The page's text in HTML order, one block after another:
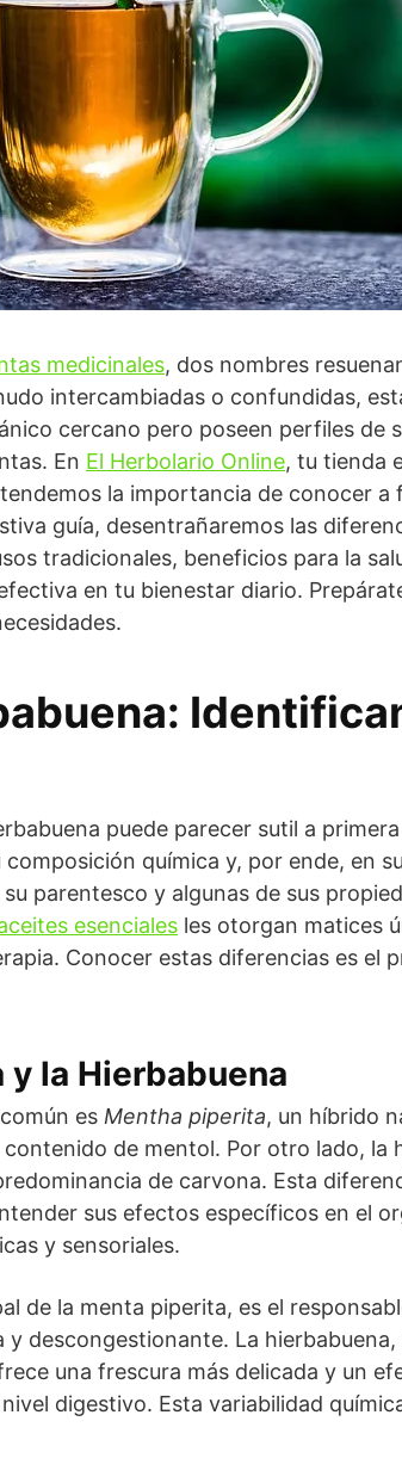
medicinales, dos nombres
intercambiadas o confundidas,
cercano pero poseen perfiles de
En El Herbolario Online, tu tienda
la importancia de conocer a
guía, desentrañaremos las
tradicionales, beneficios para la
en tu bienestar diario.
puede parecer sutil a
química y, por ende, en
parentesco y algunas de sus
esenciales les otorgan matices
Conocer estas diferencias es el
y la Hierbabuena
es Mentha piperita, un híbrido
de mentol. Por otro lado, la
de carvona. Esta
sus efectos específicos en el
y sensoriales.
de la menta piperita, es el
descongestionante. La
una frescura más delicada y un
digestivo. Esta variabilidad